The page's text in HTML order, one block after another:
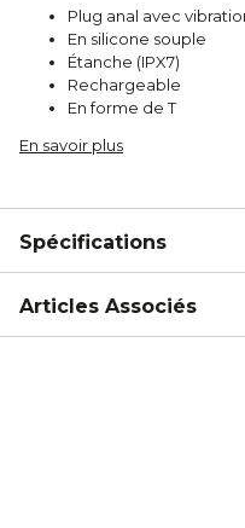
Plug anal avec
En silicone souple
Étanche (IPX7)
Rechargeable
En forme de T
En savoir plus
Spécifications
Articles Associés